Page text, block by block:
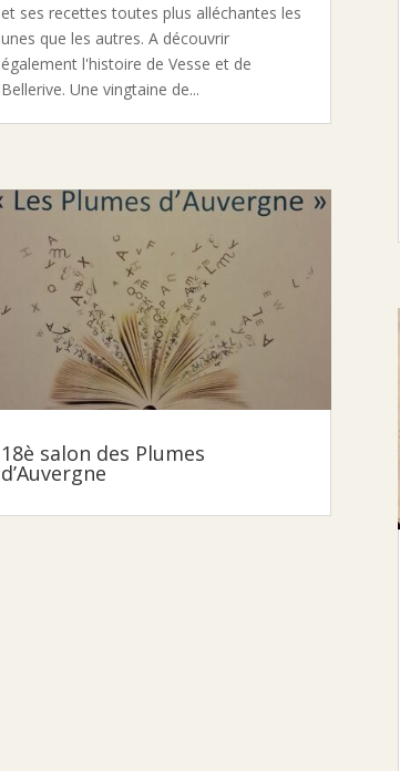
et ses recettes toutes plus alléchantes les
unes que les autres. A découvrir
également l'histoire de Vesse et de
Bellerive. Une vingtaine de...
18è salon des Plumes
d’Auvergne